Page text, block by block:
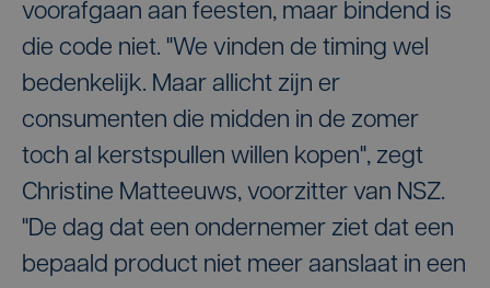
voorafgaan aan feesten, maar bindend is
die code niet. "We vinden de timing wel
bedenkelijk. Maar allicht zijn er
consumenten die midden in de zomer
toch al kerstspullen willen kopen", zegt
Christine Matteeuws, voorzitter van NSZ.
"De dag dat een ondernemer ziet dat een
bepaald product niet meer aanslaat in een